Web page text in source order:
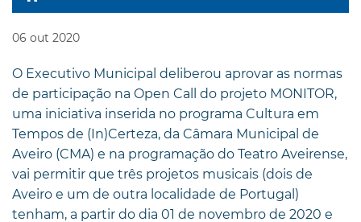
06 out 2020
O Executivo Municipal deliberou aprovar as normas
de participação na Open Call do projeto MONITOR,
uma iniciativa inserida no programa Cultura em
Tempos de (In)Certeza, da Câmara Municipal de
Aveiro (CMA) e na programação do Teatro Aveirense,
vai permitir que três projetos musicais (dois de
Aveiro e um de outra localidade de Portugal)
tenham, a partir do dia 01 de novembro de 2020 e